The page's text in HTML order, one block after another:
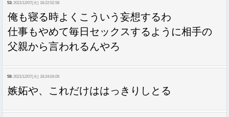
53: 2021/12/07(火) 18:22:52.58
俺も寝る時よくこういう妄想するわ
仕事もやめて毎日セックスするように相手の
父親から言われるんやろ
59: 2021/12/07(火) 18:24:04.06
嫉妬や、これだけははっきりしとる